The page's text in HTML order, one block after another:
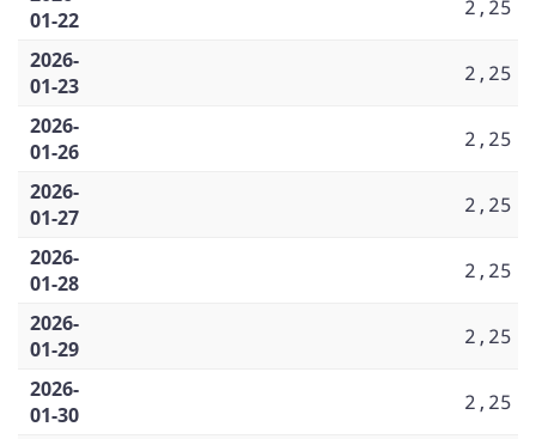
01-22
2,25
2026-
01-23
2,25
2026-
01-26
2,25
2026-
01-27
2,25
2026-
01-28
2,25
2026-
01-29
2,25
2026-
01-30
2,25